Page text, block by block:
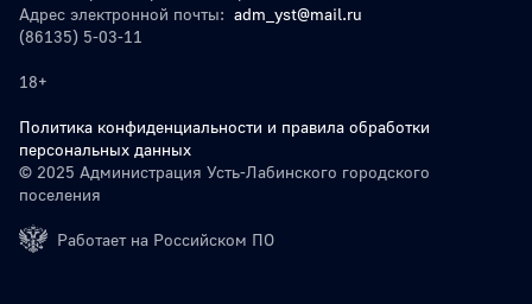
Адрес электронной почты: adm_yst@mail.ru
(86135) 5-03-11
18+
Политика конфиденциальности и правила обработки
персональных данных
© 2025 Администрация Усть-Лабинского городского
поселения
Работает на Российском ПО